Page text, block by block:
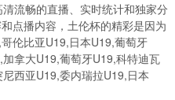
流畅的直播、实时统计和独家分
点播内容，土伦杯的精彩是因为
伦比亚U19,日本U19,葡萄牙
拿大U19,葡萄牙U19,科特迪瓦
西亚U19,委内瑞拉U19,日本